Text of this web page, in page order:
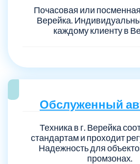
Почасовая или
Верейка.
каждому клиенту в
Обслуженный
Техника в г. Верейка
стандартам и проходит
Надежность для
промзонах.